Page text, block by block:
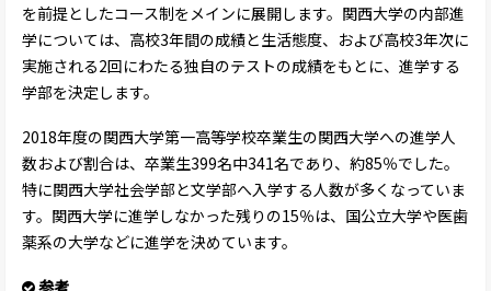
を前提としたコース制をメインに展開します。関西大学の内部進
学については、高校3年間の成績と生活態度、および高校3年次に
実施される2回にわたる独自のテストの成績をもとに、進学する
学部を決定します。
2018年度の関西大学第一高等学校卒業生の関西大学への進学人
数および割合は、卒業生399名中341名であり、約85％でした。
特に関西大学社会学部と文学部へ入学する人数が多くなっていま
す。関西大学に進学しなかった残りの15％は、国公立大学や医歯
薬系の大学などに進学を決めています。
参考